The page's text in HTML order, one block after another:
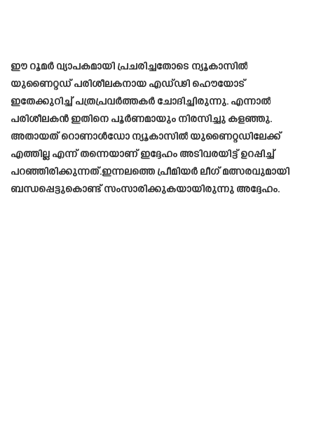
ഈ റൂമർ വ്യാപകമായി പ്രചരിച്ചതോടെ ന്യൂകാസിൽ
യുണൈറ്റഡ് പരിശീലകനായ എഡ്ഢി ഹൌയോട്
ഇതേക്കുറിച്ച് പത്രപ്രവർത്തകർ ചോദിച്ചിരുന്നു. എന്നാൽ
പരിശീലകൻ ഇതിനെ പൂർണമായും നിരസിച്ചു കളഞ്ഞു.
അതായത് റൊണാൾഡോ ന്യൂകാസിൽ യുണൈറ്റഡിലേക്ക്
എത്തില്ല എന്ന് തന്നെയാണ് ഇദ്ദേഹം അടിവരയിട്ട് ഉറപ്പിച്ച്
പറഞ്ഞിരിക്കുന്നത്.ഇന്നലത്തെ പ്രീമിയർ ലീഗ് മത്സരവുമായി
ബന്ധപ്പെട്ടുകൊണ്ട് സംസാരിക്കുകയായിരുന്നു അദ്ദേഹം.